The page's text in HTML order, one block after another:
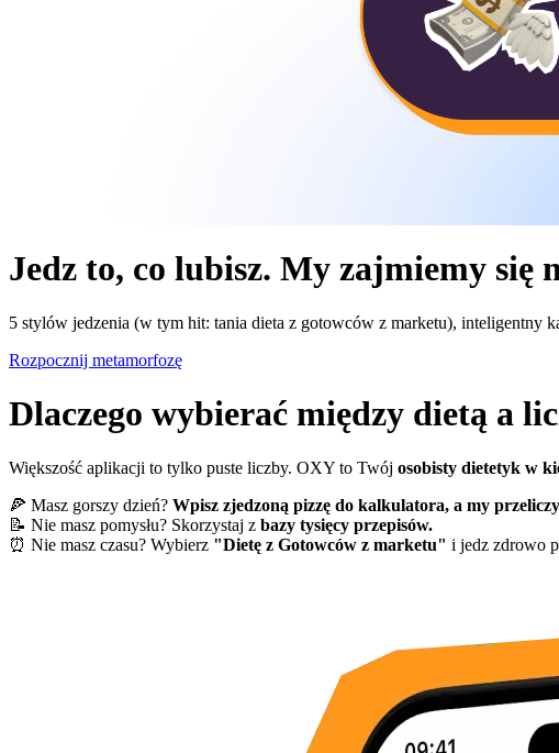
Jedz to, co lubisz. My zajmiemy się
5 stylów jedzenia (w tym hit: tania dieta z gotowców z marketu), inteligentny
Rozpocznij metamorfozę
Dlaczego wybierać między dietą a
Większość aplikacji to tylko puste liczby. OXY to Twój osobisty dietetyk w
🍕 Masz gorszy dzień? Wpisz zjedzoną pizzę do kalkulatora, a my
📝 Nie masz pomysłu? Skorzystaj z bazy tysięcy przepisów.
⏰ Nie masz czasu? Wybierz "Dietę z Gotowców z marketu" i jedz zdrowo